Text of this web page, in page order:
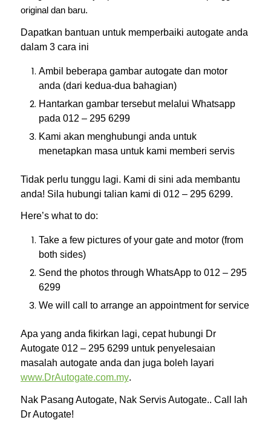
original dan baru.
Dapatkan bantuan untuk memperbaiki autogate anda
dalam 3 cara ini
Ambil beberapa gambar autogate dan motor
anda (dari kedua-dua bahagian)
Hantarkan gambar tersebut melalui Whatsapp
pada 012 – 295 6299
Kami akan menghubungi anda untuk
menetapkan masa untuk kami memberi servis
Tidak perlu tunggu lagi. Kami di sini ada membantu
anda! Sila hubungi talian kami di 012 – 295 6299.
Here’s what to do:
Take a few pictures of your gate and motor (from
both sides)
Send the photos through WhatsApp to 012 – 295
6299
We will call to arrange an appointment for service
Apa yang anda fikirkan lagi, cepat hubungi Dr
Autogate 012 – 295 6299 untuk penyelesaian
masalah autogate anda dan juga boleh layari
www.DrAutogate.com.my.
Nak Pasang Autogate, Nak Servis Autogate.. Call lah
Dr Autogate!